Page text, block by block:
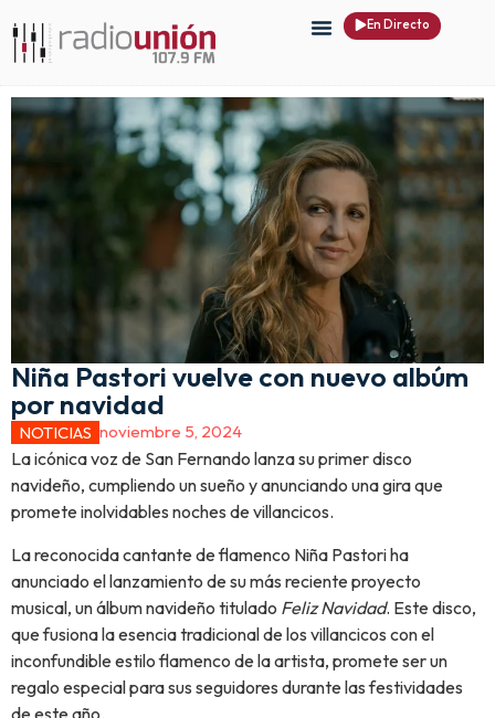
En Directo
Niña Pastori vuelve con nuevo albúm
por navidad
NOTICIAS noviembre 5, 2024
La icónica voz de San Fernando lanza su primer disco
navideño, cumpliendo un sueño y anunciando una gira que
promete inolvidables noches de villancicos.
La reconocida cantante de flamenco Niña Pastori ha
anunciado el lanzamiento de su más reciente proyecto
musical, un álbum navideño titulado Feliz Navidad. Este disco,
que fusiona la esencia tradicional de los villancicos con el
inconfundible estilo flamenco de la artista, promete ser un
regalo especial para sus seguidores durante las festividades
de este año.